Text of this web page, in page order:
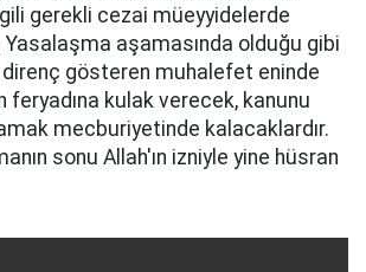
gerekli cezai müeyyidelerde
Yasalaşma aşamasında olduğu gibi
gösteren muhalefet eninde
feryadına kulak verecek, kanunu
mecburiyetinde kalacaklardır.
sonu Allah'ın izniyle yine hüsran